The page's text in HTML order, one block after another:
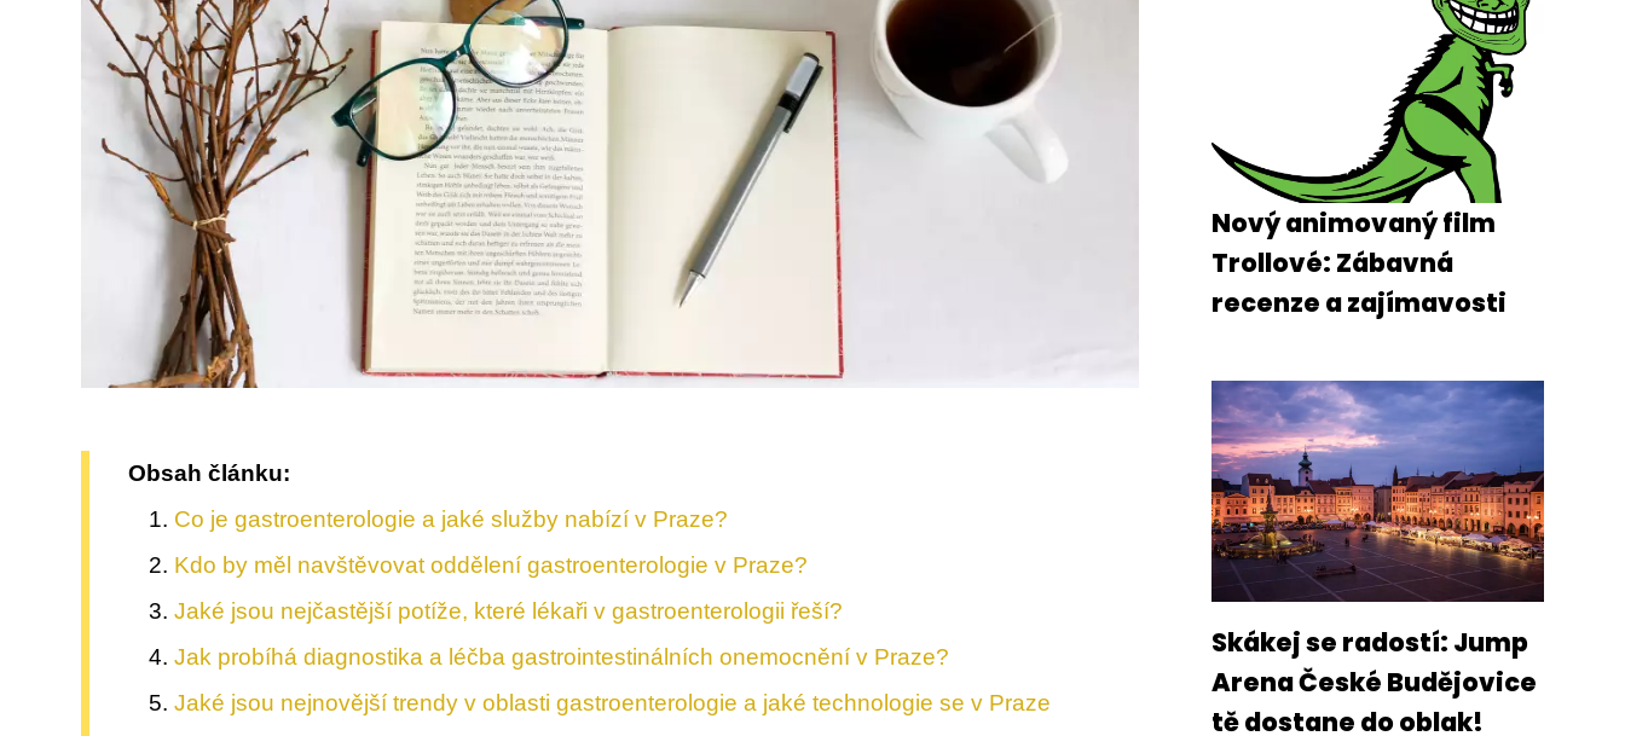
Obsah článku:
Co je gastroenterologie a jaké služby nabízí v Praze?
Kdo by měl navštěvovat oddělení gastroenterologie v Praze?
Jaké jsou nejčastější potíže, které lékaři v gastroenterologii řeší?
Jak probíhá diagnostika a léčba gastrointestinálních onemocnění v Praze?
Jaké jsou nejnovější trendy v oblasti gastroenterologie a jaké technologie se v Praze
Nový animovaný film
Trollové: Zábavná
recenze a zajímavosti
Skákej se radostí: Jump
Arena České Budějovice
tě dostane do oblak!